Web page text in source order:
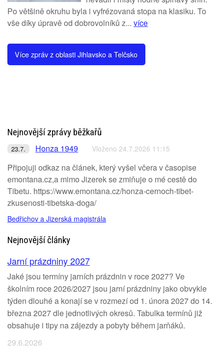
Po většině okruhu byla i vyfrézovaná stopa na klasiku. To
vše díky úpravě od dobrovolníků z... více
Více zpráv z oblasti Jihlavsko a Telčsko
Nejnovější zprávy běžkařů
23.7. Honza 1949 Vloženo 24.7.2026 11:15
Připojuji odkaz na článek, který vyšel včera v časopise
emontana.cz,a mimo Jizerek se zmiňuje o mé cestě do
Tibetu. https://www.emontana.cz/honza-cernoch-tibet-
zkusenosti-tibetska-doga/
Bedřichov a Jizerská magistrála
Nejnovější články
Jarní prázdniny 2027
Jaké jsou termíny jarních prázdnin v roce 2027? Ve
školním roce 2026/2027 jsou jarní prázdniny jako obvykle
týden dlouhé a konají se v rozmezí od 1. února 2027 do 14.
března 2027 dle jednotlivých okresů. Tabulka termínů již
obsahuje i tipy na zájezdy a pobyty během jarňáků.
29.6.2026